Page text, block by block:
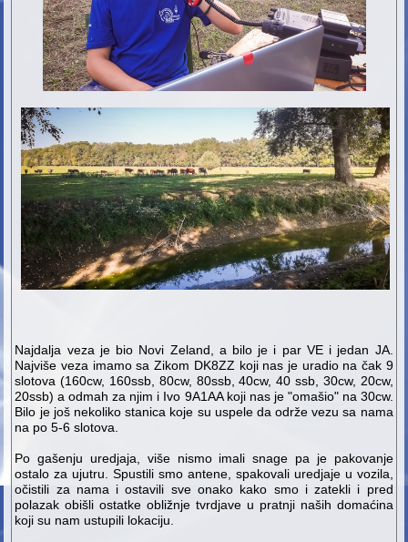
Najdalja veza je bio Novi Zeland, a bilo je i par VE i jedan JA.
Najviše veza imamo sa Zikom DK8ZZ koji nas je uradio na čak 9
slotova (160cw, 160ssb, 80cw, 80ssb, 40cw, 40 ssb, 30cw, 20cw,
20ssb) a odmah za njim i Ivo 9A1AA koji nas je "omašio" na 30cw.
Bilo je još nekoliko stanica koje su uspele da održe vezu sa nama
na po 5-6 slotova.
Po gašenju uredjaja, više nismo imali snage pa je pakovanje
ostalo za ujutru. Spustili smo antene, spakovali uredjaje u vozila,
očistili za nama i ostavili sve onako kako smo i zatekli i pred
polazak obišli ostatke obližnje tvrdjave u pratnji naših domaćina
koji su nam ustupili lokaciju.